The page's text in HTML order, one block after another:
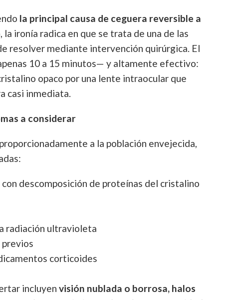
la principal causa de ceguera reversible a
la ironía radica en que se trata de una de las
resolver mediante intervención quirúrgica. El
10 a 15 minutos— y altamente efectivo:
opaco por una lente intraocular que
casi inmediata.
a considerar
a la población envejecida,
descomposición de proteínas del cristalino
radiación ultravioleta
corticoides
incluyen visión nublada o borrosa, halos